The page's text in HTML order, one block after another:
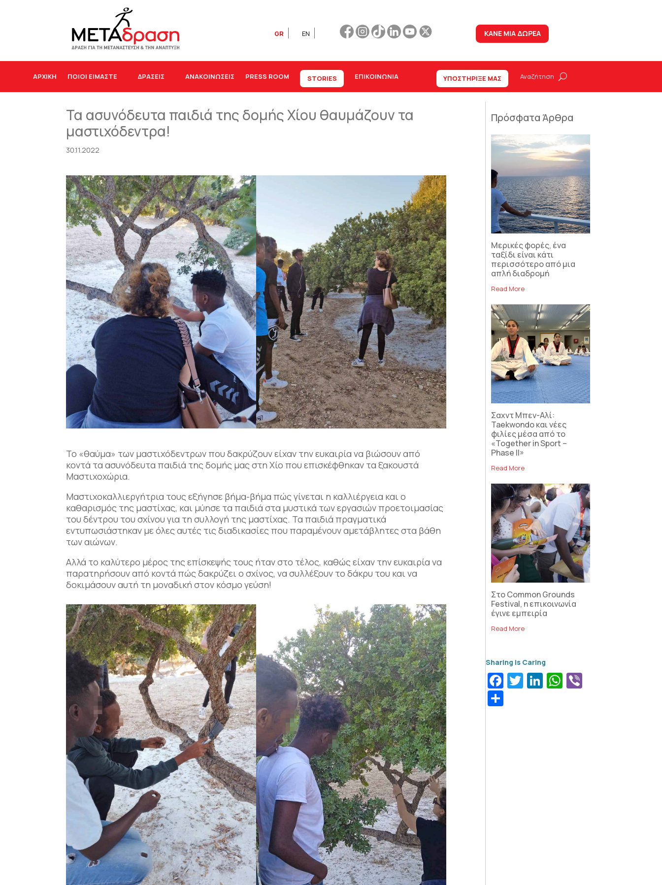
GR EN ΚΑΝΕ ΜΙΑ ΔΩΡΕΑ
ΑΡΧΙΚΉ ΠΟΙΟΙ ΕΙΜΑΣΤΕ ΔΡΆΣΕΙΣ ΑΝΑΚΟΙΝΩΣΕΙΣ PRESS ROOM STORIES ΕΠΙΚΟΙΝΩΝΊΑ ΥΠΟΣΤΗΡΙΞΕ ΜΑΣ
Τα ασυνόδευτα παιδιά της δομής Χίου θαυμάζουν τα
μαστιχόδεντρα!
30.11.2022
Το «θαύμα» των μαστιχόδεντρων που δακρύζουν είχαν την ευκαιρία να βιώσουν από
κοντά τα ασυνόδευτα παιδιά της δομής μας στη Χίο που επισκέφθηκαν τα ξακουστά
Μαστιχοχώρια.
Μαστιχοκαλλιεργήτρια τους εξήγησε βήμα-βήμα πώς γίνεται η καλλιέργεια και ο
καθαρισμός της μαστίχας, και μύησε τα παιδιά στα μυστικά των εργασιών προετοιμασίας
του δέντρου του σχίνου για τη συλλογή της μαστίχας. Τα παιδιά πραγματικά
εντυπωσιάστηκαν με όλες αυτές τις διαδικασίες που παραμένουν αμετάβλητες στα βάθη
των αιώνων.
Αλλά το καλύτερο μέρος της επίσκεψής τους ήταν στο τέλος, καθώς είχαν την ευκαιρία να
παρατηρήσουν από κοντά πώς δακρύζει ο σχίνος, να συλλέξουν το δάκρυ του και να
δοκιμάσουν αυτή τη μοναδική στον κόσμο γεύση!
Πρόσφατα Άρθρα
Μερικές φορές, ένα
ταξίδι είναι κάτι
περισσότερο από μια
απλή διαδρομή
Read More
Σαχντ Μπεν-Αλί:
Taekwondo και νέες
φιλίες μέσα από το
«Together in Sport –
Phase II»
Read More
Στο Common Grounds
Festival, η επικοινωνία
έγινε εμπειρία
Read More
Facebook
Twitter
LinkedIn
WhatsApp